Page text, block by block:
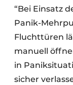
“Bei Einsatz
Panik-
Fluchttüren
manuell
in
sicher